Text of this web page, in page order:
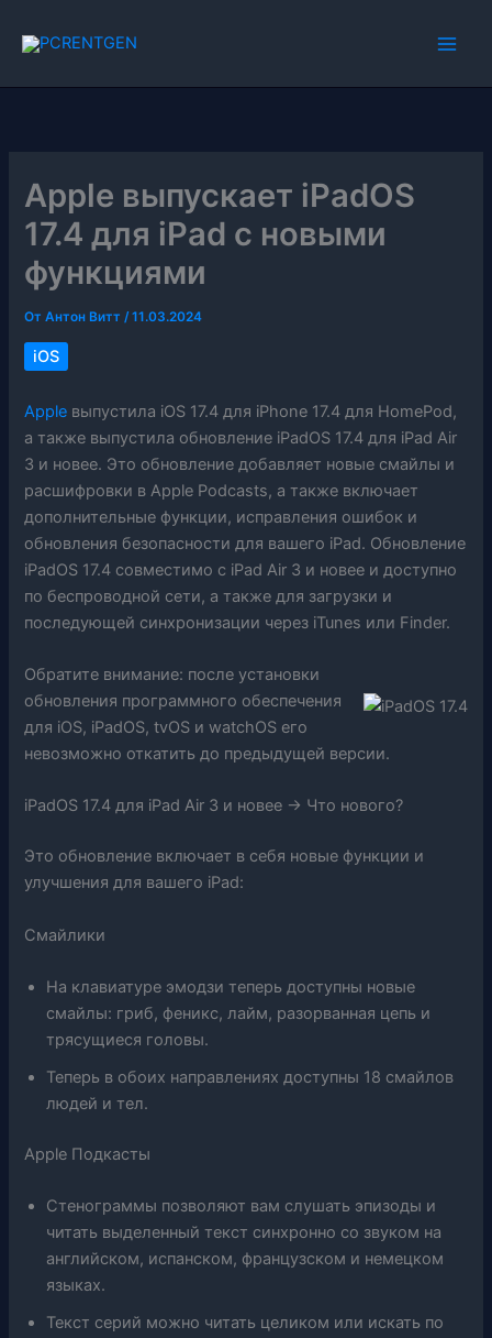
Apple выпускает iPadOS
17.4 для iPad с новыми
функциями
ОтАнтон Витт/11.03.2024
iOS
Apple выпустила iOS 17.4 для iPhone 17.4 для HomePod,
а также выпустила обновление iPadOS 17.4 для iPad Air
3 и новее. Это обновление добавляет новые смайлы и
расшифровки в Apple Podcasts, а также включает
дополнительные функции, исправления ошибок и
обновления безопасности для вашего iPad. Обновление
iPadOS 17.4 совместимо с iPad Air 3 и новее и доступно
по беспроводной сети, а также для загрузки и
последующей синхронизации через iTunes или Finder.
Обратите внимание: после установки
обновления программного обеспечения
для iOS, iPadOS, tvOS и watchOS его
невозможно откатить до предыдущей версии.
iPadOS 17.4 для iPad Air 3 и новее -> Что нового?
Это обновление включает в себя новые функции и
улучшения для вашего iPad:
Смайлики
На клавиатуре эмодзи теперь доступны новые
смайлы: гриб, феникс, лайм, разорванная цепь и
трясущиеся головы.
Теперь в обоих направлениях доступны 18 смайлов
людей и тел.
Apple Подкасты
Стенограммы позволяют вам слушать эпизоды и
читать выделенный текст синхронно со звуком на
английском, испанском, французском и немецком
языках.
Текст серий можно читать целиком или искать по